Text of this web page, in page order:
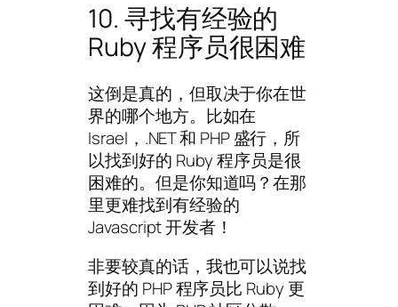
10. 寻找有经验的
Ruby 程序员很困难
这倒是真的，但取决于你在世
界的哪个地方。比如在
Israel，.NET 和 PHP 盛行，所
以找到好的 Ruby 程序员是很
困难的。但是你知道吗？在那
里更难找到有经验的
Javascript 开发者！
非要较真的话，我也可以说找
到好的 PHP 程序员比 Ruby 更